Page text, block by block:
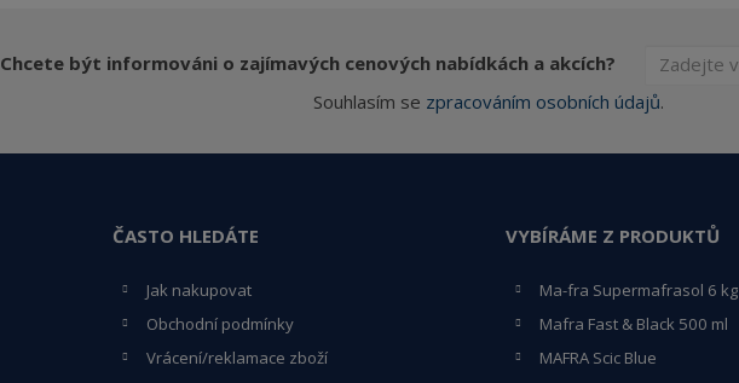
Chcete být informováni o zajímavých cenových nabídkách a akcích?
Souhlasím se zpracováním osobních údajů.
ČASTO HLEDÁTE
Jak nakupovat
Obchodní podmínky
Vrácení/reklamace zboží
VYBÍRÁME Z PRODUKTŮ
Ma-fra Supermafrasol 6 kg
Mafra Fast & Black 500 ml
MAFRA Scic Blue